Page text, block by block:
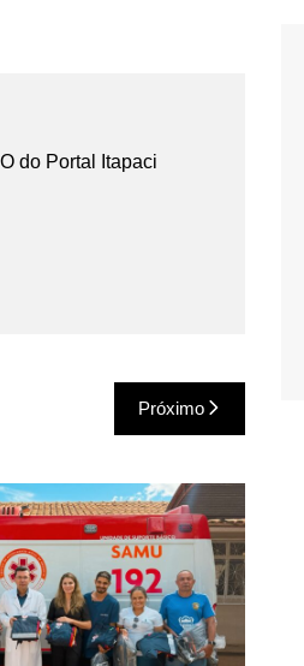
do Portal Itapaci
Próximo